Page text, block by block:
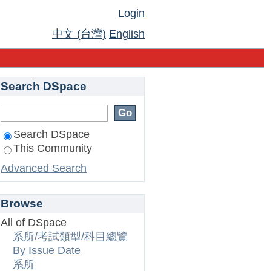
Login
中文 (台灣) English
Search DSpace
Search DSpace
This Community
Advanced Search
Browse
All of DSpace
系所/考試類型/科目總覽
By Issue Date
系所